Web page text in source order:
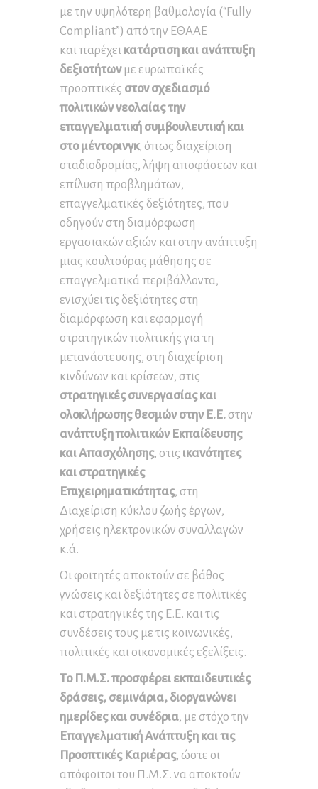
με την υψηλότερη βαθμολογία (“Fully
Compliant”) από την ΕΘΑΑΕ
και παρέχει κατάρτιση και ανάπτυξη
δεξιοτήτωνμε ευρωπαϊκές
προοπτικές στον σχεδιασμό
πολιτικών νεολαίας την
επαγγελματική συμβουλευτική και
στο μέντορινγκ, όπως διαχείριση
σταδιοδρομίας, λήψη αποφάσεων και
επίλυση προβλημάτων,
επαγγελματικές δεξιότητες, που
οδηγούν στη διαμόρφωση
εργασιακών αξιών και στην ανάπτυξη
μιας κουλτούρας μάθησης σε
επαγγελματικά περιβάλλοντα,
ενισχύει τις δεξιότητες στη
διαμόρφωση και εφαρμογή
στρατηγικών πολιτικής για τη
μετανάστευσης, στη διαχείριση
κινδύνων και κρίσεων, στις
στρατηγικές συνεργασίας και
ολοκλήρωσης θεσμών στην Ε.Ε. στην
ανάπτυξη πολιτικών Εκπαίδευσης
και Απασχόλησης, στις ικανότητες
και στρατηγικές
Επιχειρηματικότητας, στη
Διαχείριση κύκλου ζωής έργων,
χρήσεις ηλεκτρονικών συναλλαγών
κ.ά.
Οι φοιτητές αποκτούν σε βάθος
γνώσεις και δεξιότητες σε πολιτικές
και στρατηγικές της Ε.Ε. και τις
συνδέσεις τους με τις κοινωνικές,
πολιτικές και οικονομικές εξελίξεις.
Το Π.Μ.Σ. προσφέρει εκπαιδευτικές
δράσεις, σεμινάρια, διοργανώνει
ημερίδες και συνέδρια, με στόχο την
Επαγγελματική Ανάπτυξη και τις
Προοπτικές Καριέρας, ώστε οι
απόφοιτοι του Π.Μ.Σ. να αποκτούν